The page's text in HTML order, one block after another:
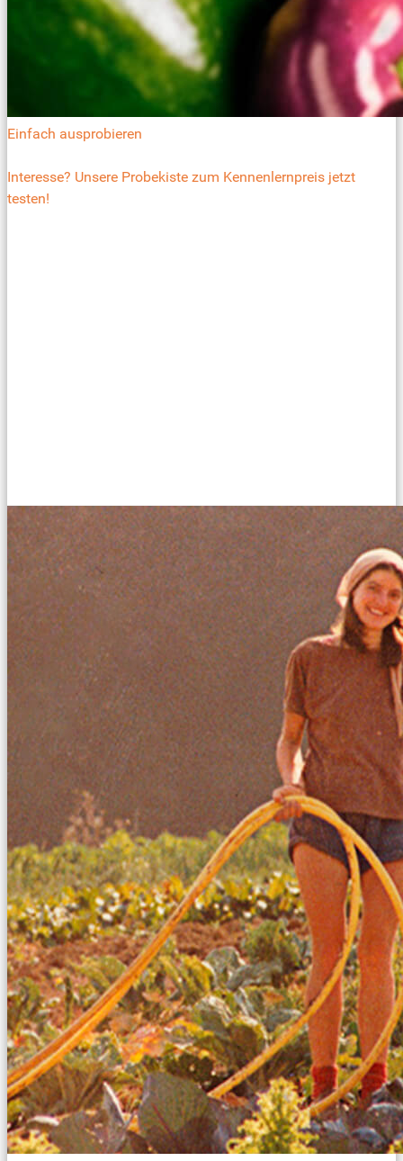
Einfach ausprobieren
Interesse? Unsere Probekiste zum Kennenlernpreis jetzt
testen!